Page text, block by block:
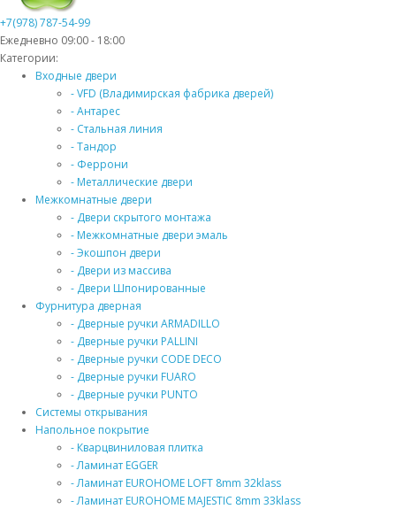
+7(978) 787-54-99
Ежедневно 09:00 - 18:00
Категории:
Входные двери
- VFD (Владимирская фабрика дверей)
- Антарес
- Стальная линия
- Тандор
- Феррони
- Металлические двери
Межкомнатные двери
- Двери скрытого монтажа
- Межкомнатные двери эмаль
- Экошпон двери
- Двери из массива
- Двери Шпонированные
Фурнитура дверная
- Дверные ручки ARMADILLO
- Дверные ручки PALLINI
- Дверные ручки CODE DECO
- Дверные ручки FUARO
- Дверные ручки PUNTO
Системы открывания
Напольное покрытие
- Кварцвиниловая плитка
- Ламинат EGGER
- Ламинат EUROHOME LOFT 8mm 32klass
- Ламинат EUROHOME MAJESTIC 8mm 33klass